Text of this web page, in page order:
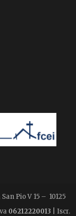
Pio V 15 – 10125
06212220013 | Iscr.